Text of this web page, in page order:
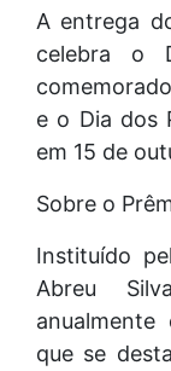
A entrega
celebra o
e o Dia dos
em 15 de
Sobre o
Instituído
Abreu
que se